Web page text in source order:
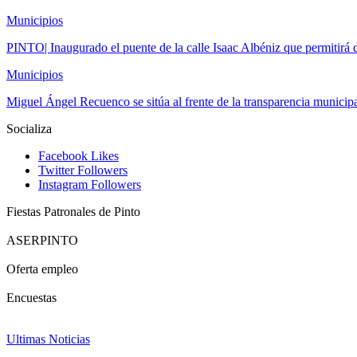
Municipios
PINTO| Inaugurado el puente de la calle Isaac Albéniz que permitirá
Municipios
Miguel Ángel Recuenco se sitúa al frente de la transparencia
Socializa
Facebook Likes
Twitter Followers
Instagram Followers
Fiestas Patronales de Pinto
ASERPINTO
Oferta empleo
Encuestas
Ultimas Noticias